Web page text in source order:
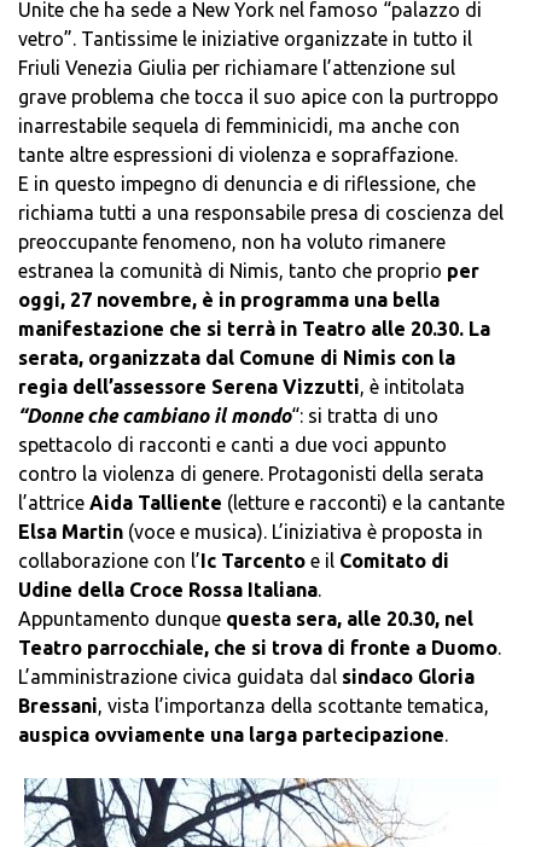
Unite che ha sede a New York nel famoso “palazzo di
vetro”. Tantissime le iniziative organizzate in tutto il
Friuli Venezia Giulia per richiamare l’attenzione sul
grave problema che tocca il suo apice con la purtroppo
inarrestabile sequela di femminicidi, ma anche con
tante altre espressioni di violenza e sopraffazione.
E in questo impegno di denuncia e di riflessione, che
richiama tutti a una responsabile presa di coscienza del
preoccupante fenomeno, non ha voluto rimanere
estranea la comunità di Nimis, tanto che proprio per
oggi, 27 novembre, è in programma una bella
manifestazione che si terrà in Teatro alle 20.30. La
serata, organizzata dal Comune di Nimis con la
regia dell’assessore Serena Vizzutti, è intitolata
“Donne che cambiano il mondo“: si tratta di uno
spettacolo di racconti e canti a due voci appunto
contro la violenza di genere. Protagonisti della serata
l’attrice Aida Talliente (letture e racconti) e la cantante
Elsa Martin (voce e musica). L’iniziativa è proposta in
collaborazione con l’Ic Tarcento e il Comitato di
Udine della Croce Rossa Italiana.
Appuntamento dunque questa sera, alle 20.30, nel
Teatro parrocchiale, che si trova di fronte a Duomo.
L’amministrazione civica guidata dal sindaco Gloria
Bressani, vista l’importanza della scottante tematica,
auspica ovviamente una larga partecipazione.